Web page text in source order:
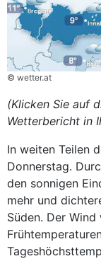
© wetter.at
(Klicken Sie auf
Wetterbericht in
In weiten Teilen
Donnerstag.
den sonnigen
mehr und
Süden. Der